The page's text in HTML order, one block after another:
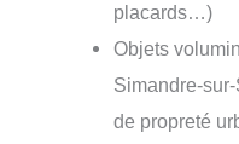
placards…)
Objets
Simandre-
de propreté